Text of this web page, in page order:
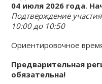
КЛУБ
04 июля 2026 года.
Подтверждение
10:00 до 10:50
Ориентировочное
Предварительная
обязательна!